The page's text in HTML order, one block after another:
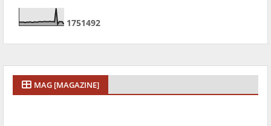
1751492
MAG [MAGAZINE]